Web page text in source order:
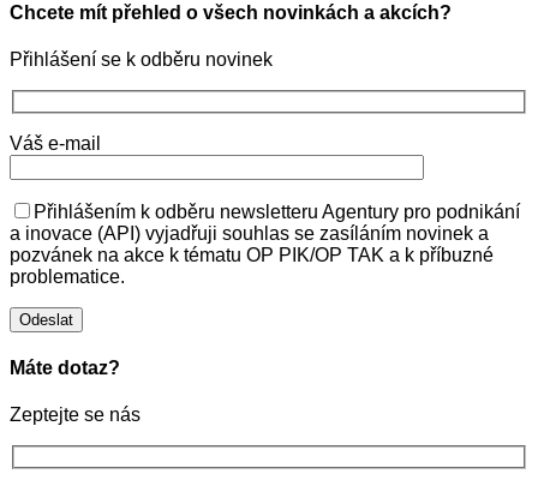
Chcete mít přehled o všech novinkách a akcích?
Přihlášení se k odběru novinek
Váš e-mail
Přihlášením k odběru newsletteru Agentury pro podnikání
a inovace (API) vyjadřuji souhlas se zasíláním novinek a
pozvánek na akce k tématu OP PIK/OP TAK a k příbuzné
problematice.
Máte dotaz?
Zeptejte se nás